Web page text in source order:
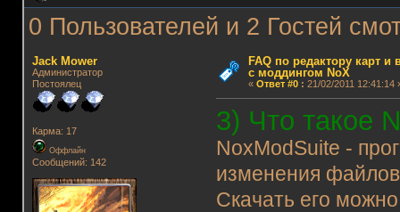
0 Пользователей и 2 Гостей
Jack Mower
Администратор
Постоялец
Карма: 17
Оффлайн
Сообщений: 142
FAQ по редактору карт
с моддингом NoX
« Ответ #0: 21/02/2011 12:41:14
3) Что такое
NoxModSuite -
изменения
Скачать его